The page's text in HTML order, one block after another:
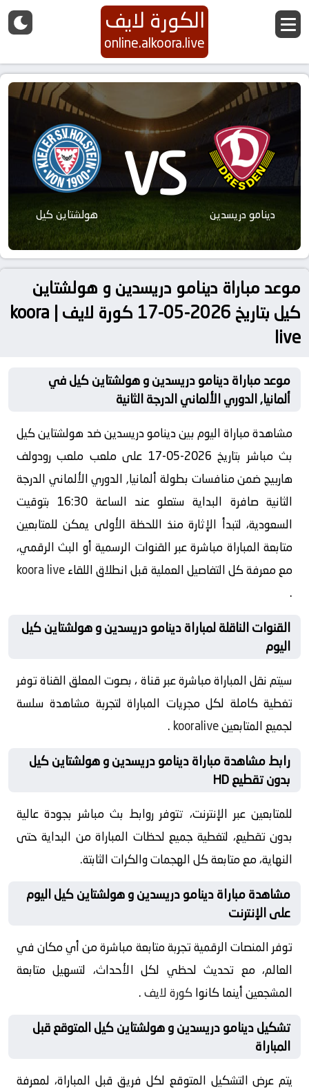
الكورة لايف
online.alkoora.live
دينامو دريسدين VS هولشتاين كيل
موعد مباراة دينامو دريسدين و هولشتاين
كيل بتاريخ 2026-05-17 كورة لايف | koora
live
موعد مباراة دينامو دريسدين و هولشتاين كيل في
ألمانيا, الدوري الألماني الدرجة الثانية
مشاهدة مباراة اليوم بين دينامو دريسدين ضد هولشتاين كيل
بث مباشر بتاريخ 2026-05-17 على ملعب ملعب رودولف
هاربيج ضمن منافسات بطولة ألمانيا, الدوري الألماني الدرجة
الثانية صافرة البداية ستعلو عند الساعة 16:30 بتوقيت
السعودية، لتبدأ الإثارة منذ اللحظة الأولى يمكن للمتابعين
متابعة المباراة مباشرة عبر القنوات الرسمية أو البث الرقمي،
مع معرفة كل التفاصيل العملية قبل انطلاق اللقاءkoora live
.
القنوات الناقلة لمباراة دينامو دريسدين و هولشتاين كيل
اليوم
سيتم نقل المباراة مباشرة عبر قناة ، بصوت المعلق القناة توفر
تغطية كاملة لكل مجريات المباراة لتجربة مشاهدة سلسة
لجميع المتابعينkooralive
.
رابط مشاهدة مباراة دينامو دريسدين و هولشتاين كيل
بدون تقطيع HD
للمتابعين عبر الإنترنت، تتوفر روابط بث مباشر بجودة عالية
بدون تقطيع، لتغطية جميع لحظات المباراة من البداية حتى
النهاية، مع متابعة كل الهجمات والكرات الثابتة.
مشاهدة مباراة دينامو دريسدين و هولشتاين كيل اليوم
على الإنترنت
توفر المنصات الرقمية تجربة متابعة مباشرة من أي مكان في
العالم، مع تحديث لحظي لكل الأحداث، لتسهيل متابعة
المشجعين أينما كانواكورة لايف.
تشكيل دينامو دريسدين و هولشتاين كيل المتوقع قبل
المباراة
يتم عرض التشكيل المتوقع لكل فريق قبل المباراة، لمعرفة